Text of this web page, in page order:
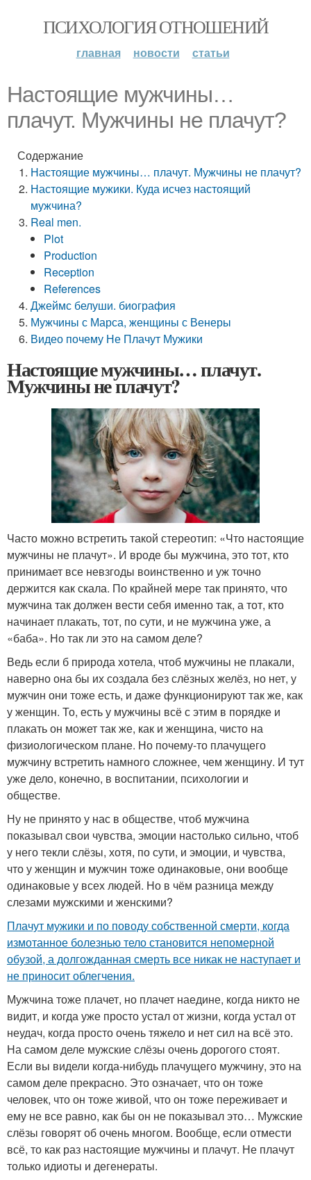
ПСИХОЛОГИЯ ОТНОШЕНИЙ
главная новости статьи
Настоящие мужчины…
плачут. Мужчины не плачут?
Содержание
Настоящие мужчины… плачут. Мужчины не плачут?
Настоящие мужики. Куда исчез настоящий
мужчина?
Real men.
Plot
Production
Reception
References
Джеймс белуши. биография
Мужчины с Марса, женщины с Венеры
Видео почему Не Плачут Мужики
Настоящие мужчины… плачут.
Мужчины не плачут?
Часто можно встретить такой стереотип: «Что настоящие
мужчины не плачут». И вроде бы мужчина, это тот, кто
принимает все невзгоды воинственно и уж точно
держится как скала. По крайней мере так принято, что
мужчина так должен вести себя именно так, а тот, кто
начинает плакать, тот, по сути, и не мужчина уже, а
«баба». Но так ли это на самом деле?
Ведь если б природа хотела, чтоб мужчины не плакали,
наверно она бы их создала без слёзных желёз, но нет, у
мужчин они тоже есть, и даже функционируют так же, как
у женщин. То, есть у мужчины всё с этим в порядке и
плакать он может так же, как и женщина, чисто на
физиологическом плане. Но почему-то плачущего
мужчину встретить намного сложнее, чем женщину. И тут
уже дело, конечно, в воспитании, психологии и
обществе.
Ну не принято у нас в обществе, чтоб мужчина
показывал свои чувства, эмоции настолько сильно, чтоб
у него текли слёзы, хотя, по сути, и эмоции, и чувства,
что у женщин и мужчин тоже одинаковые, они вообще
одинаковые у всех людей. Но в чём разница между
слезами мужскими и женскими?
Плачут мужики и по поводу собственной смерти, когда
измотанное болезнью тело становится непомерной
обузой, а долгожданная смерть все никак не наступает и
не приносит облегчения.
Мужчина тоже плачет, но плачет наедине, когда никто не
видит, и когда уже просто устал от жизни, когда устал от
неудач, когда просто очень тяжело и нет сил на всё это.
На самом деле мужские слёзы очень дорогого стоят.
Если вы видели когда-нибудь плачущего мужчину, это на
самом деле прекрасно. Это означает, что он тоже
человек, что он тоже живой, что он тоже переживает и
ему не все равно, как бы он не показывал это… Мужские
слёзы говорят об очень многом. Вообще, если отмести
всё, то как раз настоящие мужчины и плачут. Не плачут
только идиоты и дегенераты.